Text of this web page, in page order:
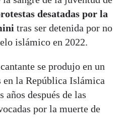
desatadas por la
tras ser detenida por no
islámico en 2022.
se produjo en un
en la República Islámica
después de las
por la muerte de